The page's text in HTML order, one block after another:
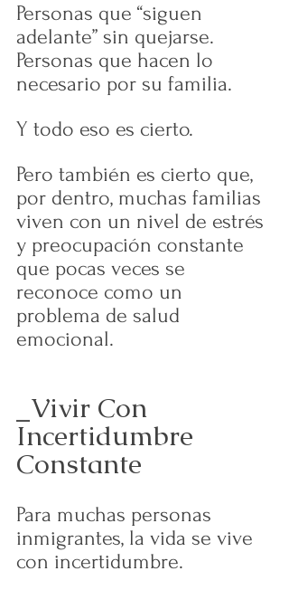
Personas que “siguen
adelante” sin quejarse.
Personas que hacen lo
necesario por su familia.
Y todo eso es cierto.
Pero también es cierto que,
por dentro, muchas familias
viven con un nivel de estrés
y preocupación constante
que pocas veces se
reconoce como un
problema de salud
emocional.
_Vivir Con
Incertidumbre
Constante
Para muchas personas
inmigrantes, la vida se vive
con incertidumbre.